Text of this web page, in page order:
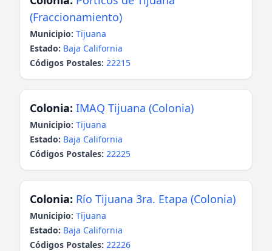
(Fraccionamiento)
Municipio: Tijuana
Estado: Baja California
Códigos Postales: 22215
Colonia: IMAQ Tijuana (Colonia)
Municipio: Tijuana
Estado: Baja California
Códigos Postales: 22225
Colonia: Río Tijuana 3ra. Etapa (Colonia)
Municipio: Tijuana
Estado: Baja California
Códigos Postales: 22226